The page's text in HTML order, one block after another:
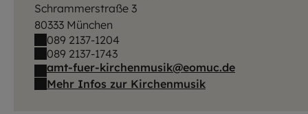
Schrammerstraße 3
80333 München
089 2137-1204
089 2137-1743
amt-fuer-kirchenmusik@eomuc.de
Mehr Infos zur Kirchenmusik